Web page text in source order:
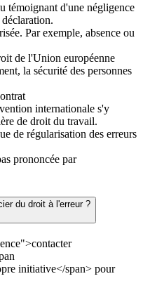
témoignant d'une négligence
Par exemple, absence ou
de l'Union européenne
la sécurité des personnes
internationale s'y
de droit du travail.
de régularisation des erreurs
prononcée par
du droit à l'erreur ?
initiative</span> pour